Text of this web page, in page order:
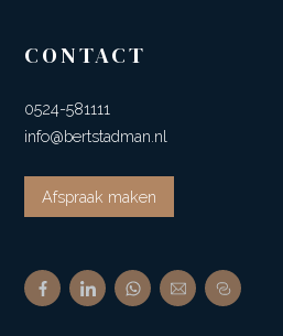
locatie beviel. Nu is het de tijd om
deze plek.
Het centrum van Ter Apel heeft een
De gemeente Westerwolde, waar
maakt, laat zich o.a kenmerken
hoofdstructuur. De natuur in
CONTACT
0524-581111
info@bertstadman.nl
Afspraak maken